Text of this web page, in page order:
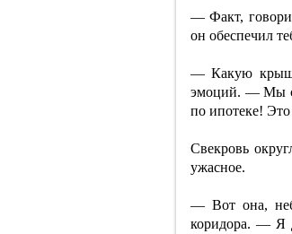
— Факт,
он обеспечил
— Какую
эмоций. — Мы
по ипотеке!
Свекровь
ужасное.
— Вот она,
коридора. — Я